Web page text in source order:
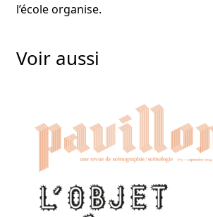
l’école organise.
Voir aussi